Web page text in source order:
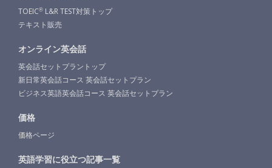
TOEIC® L&R TEST対策トップ
テキスト販売
オンライン英会話
英会話セットプラントップ
新日常英会話コース 英会話セットプラン
ビジネス英語英会話コース 英会話セットプラン
価格
価格ページ
英語学習に役立つ記事一覧